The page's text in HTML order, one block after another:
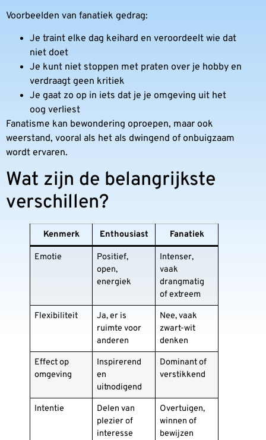
Voorbeelden van fanatiek gedrag:
Je traint elke dag keihard en veroordeelt wie dat
niet doet
Je kunt niet stoppen met praten over je hobby en
verdraagt geen kritiek
Je gaat zo op in iets dat je je omgeving uit het
oog verliest
Fanatisme kan bewondering oproepen, maar ook
weerstand, vooral als het als dwingend of onbuigzaam
wordt ervaren.
Wat zijn de belangrijkste
verschillen?
Kenmerk Enthousiast
Fanatiek
Emotie
Positief,
open,
energiek
Intenser,
vaak
drangmatig
of extreem
Flexibiliteit
Ja, er is
ruimte voor
anderen
Nee, vaak
zwart-wit
denken
Effect op
omgeving
Inspirerend
en
uitnodigend
Dominant of
verstikkend
Intentie
Delen van
plezier of
interesse
Overtuigen,
winnen of
bewijzen